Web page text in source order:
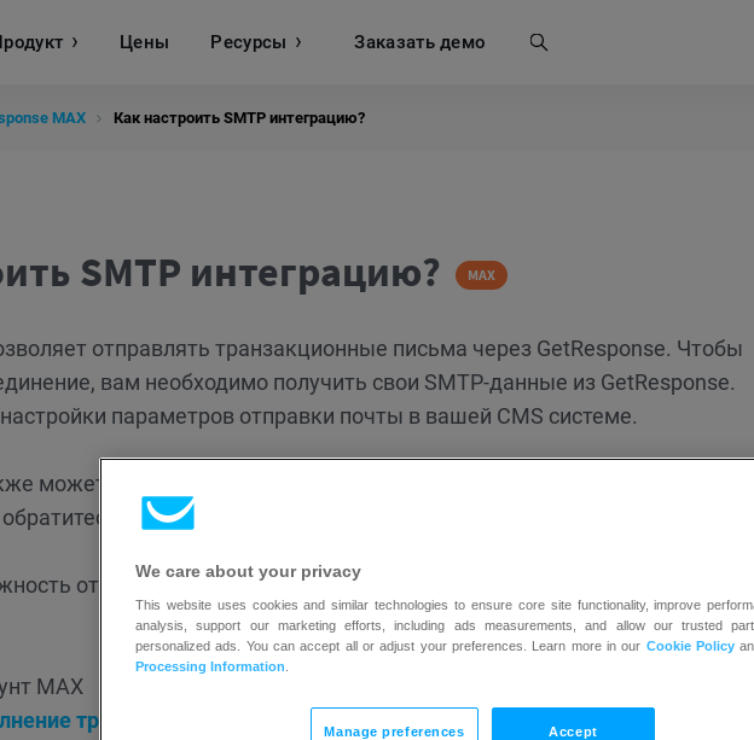
Цены Ресурсы Заказать демо
Поиск
MAX Как настроить SMTP интеграцию?
SMTP интеграцию? MAX
отправлять транзакционные письма через GetResponse. Чтобы
вам необходимо получить свои SMTP-данные из GetResponse.
параметров отправки почты в вашей CMS системе.
можете использовать API для отправки и отслеживания
к нашей
отправлять транзакционные письма через GetResponse, вам
MAX
транзакционных писем.
We care about your privacy
This website uses cookies and similar technologies to ensure core site functionality, improve
analysis, support our marketing efforts, including ads measurements, and allow our trusted
personalized ads. You can accept all or adjust your preferences. Learn more in our Cookie Policy
Processing Information
Manage preferences Accept